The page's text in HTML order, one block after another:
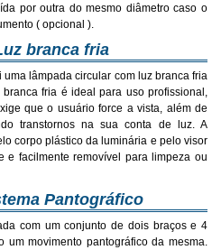
por outra do mesmo diâmetro caso o
( opcional ).
branca fria
lâmpada circular com luz branca fria
fria é ideal para uso profissional,
que o usuário force a vista, além de
transtornos na sua conta de luz. A
corpo plástico da luminária e pelo visor
e facilmente removível para limpeza ou
Pantográfico
com um conjunto de dois braços e 4
movimento pantográfico da mesma.